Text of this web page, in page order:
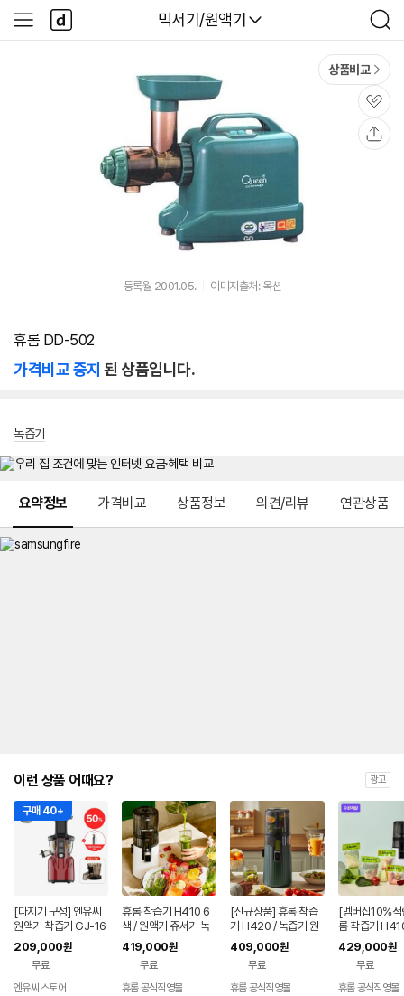
다나와
믹서기/원액기
검
색
사
이
다
나
와
상품비교
관
심
등록월 2001.05. 이미지출처: 옥션
휴롬 DD-502
가격비교 중지 된 상품입니다.
녹즙기
요약정보 가격비교 상품정보 의견/리뷰 연관상품
이런 상품 어때요? 광고
구매 40+
[다지기 구성] 엔유씨
원액기 착즙기 GJ-16
0S 다크펄레드
209,000원
무료
엔유씨 스토어
휴롬 착즙기 H410 6
색 / 원액기 쥬서기 녹
즙기
419,000원
무료
휴롬 공식직영몰
[신규상품] 휴롬 착즙
기 H420 / 녹즙기 원
액기 쥬서기 엔자임주
스
409,000원
무료
휴롬 공식직영몰
[멤버십10%적
롬 착즙기
스키트 5팩 세
기 쥬서기 녹즙
429,000원
무료
휴롬 공식직영몰